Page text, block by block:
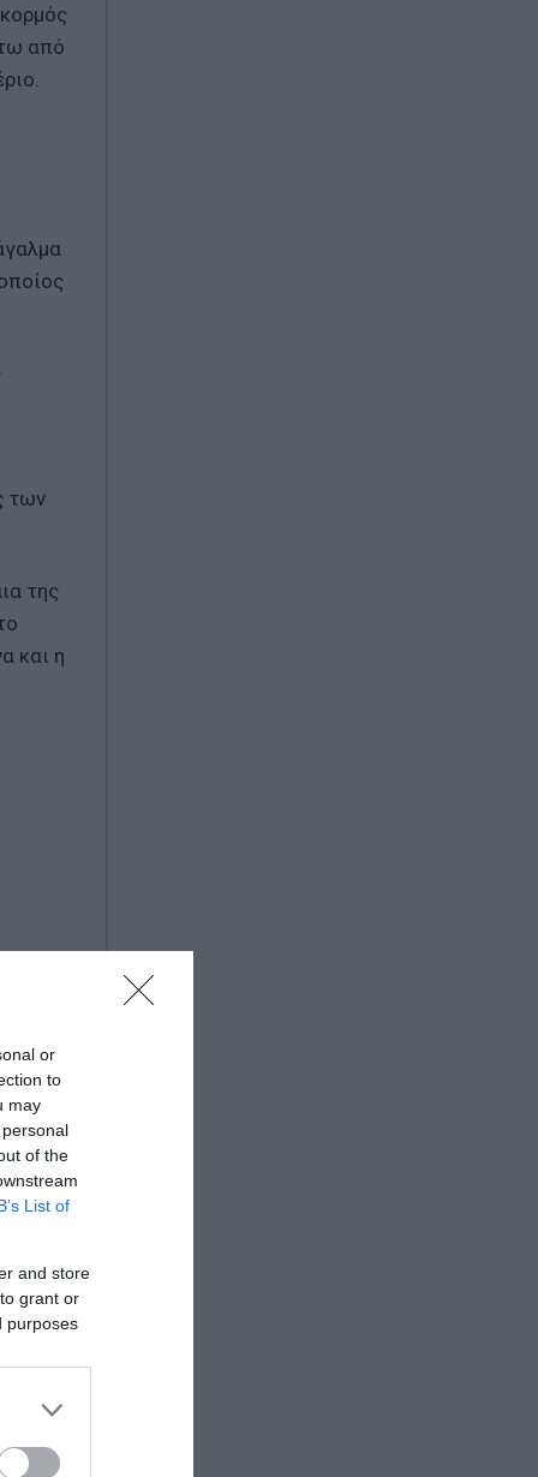
or
to
may
of the
List of
and store
grant or
purposes
από
των
της
και η